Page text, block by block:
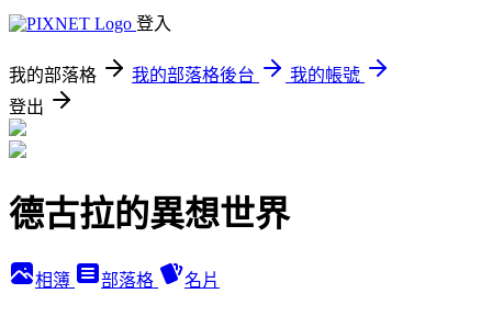
登入
我的部落格 我的部落格後台
我的帳號
登出
德古拉的異想世界
相簿 部落格 名片